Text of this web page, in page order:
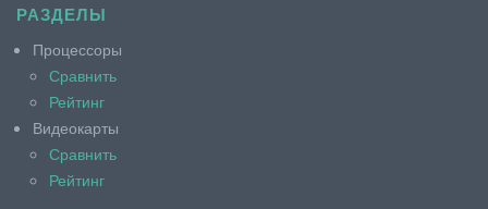
РАЗДЕЛЫ
Процессоры
Сравнить
Рейтинг
Видеокарты
Сравнить
Рейтинг